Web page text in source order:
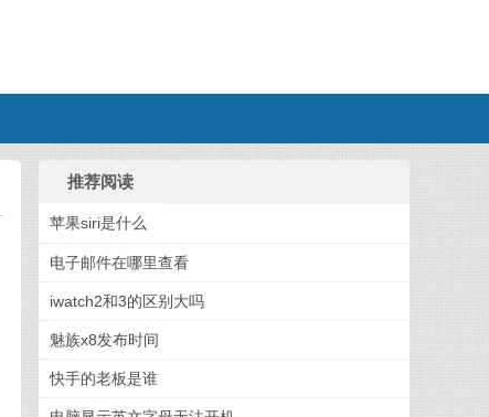
推荐阅读
苹果siri是什么
电子邮件在哪里查看
iwatch2和3的区别大吗
魅族x8发布时间
快手的老板是谁